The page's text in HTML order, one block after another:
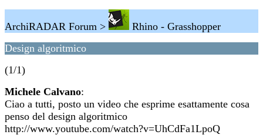
ArchiRADAR Forum >
Rhino - Grasshopper
Design algoritmico
(1/1)
Michele Calvano:
Ciao a tutti, posto un video che esprime esattamente cosa
penso del design algoritmico
http://www.youtube.com/watch?v=UhCdFa1LpoQ